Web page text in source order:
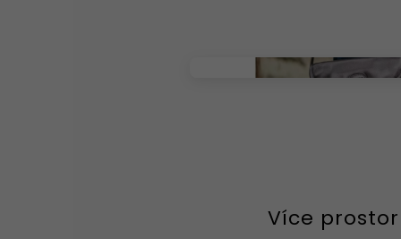
Více